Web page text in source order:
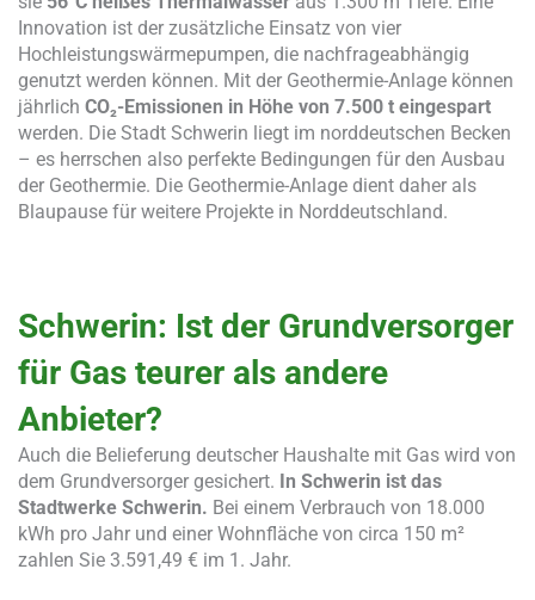
Innovation ist der zusätzliche Einsatz von vier
Hochleistungswärmepumpen, die nachfrageabhängig
genutzt werden können. Mit der Geothermie-Anlage können
jährlich CO₂-Emissionen in Höhe von 7.500 t eingespart
werden. Die Stadt Schwerin liegt im norddeutschen Becken
– es herrschen also perfekte Bedingungen für den Ausbau
der Geothermie. Die Geothermie-Anlage dient daher als
Blaupause für weitere Projekte in Norddeutschland.
Schwerin: Ist der Grundversorger
für Gas teurer als andere
Anbieter?
Auch die Belieferung deutscher Haushalte mit Gas wird von
dem Grundversorger gesichert. In Schwerin ist das
Stadtwerke Schwerin. Bei einem Verbrauch von 18.000
kWh pro Jahr und einer Wohnfläche von circa 150 m²
zahlen Sie 3.591,49 € im 1. Jahr.